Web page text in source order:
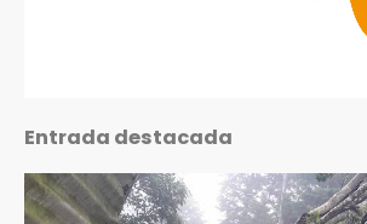
Entrada destacada